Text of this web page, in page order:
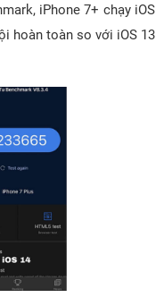
iPhone 7+ chạy iOS
hoàn toàn so với iOS 13